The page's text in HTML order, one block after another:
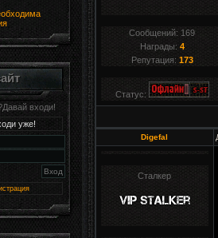
уже!
Сообщений: 169
Награды: 4
Репутация: 173
Статус:
Digefal
Сталкер